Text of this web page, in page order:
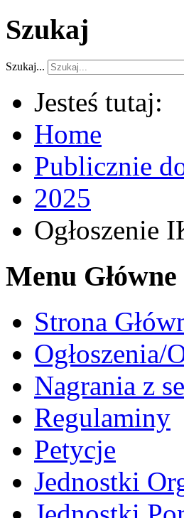
Szukaj
Szukaj...
Jesteś tutaj:
Home
Publicznie
2025
Ogłoszenie
Menu Główne
Strona
Ogłoszenia/
Nagrania z
Regulaminy
Petycje
Jednostki